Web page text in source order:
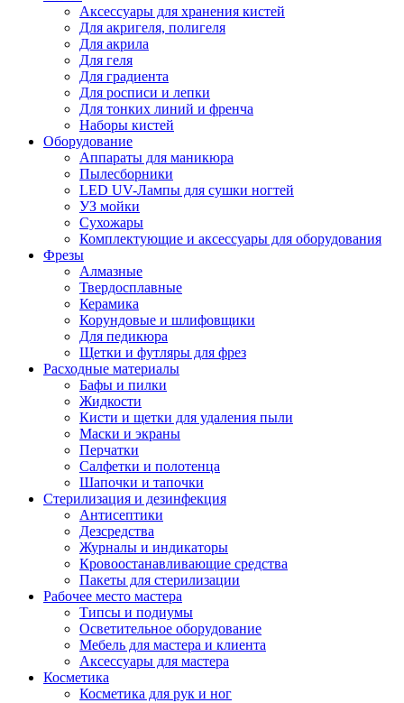
Аксессуары для хранения кистей
Для акригеля, полигеля
Для акрила
Для геля
Для градиента
Для росписи и лепки
Для тонких линий и френча
Наборы кистей
Оборудование
Аппараты для маникюра
Пылесборники
LED UV-Лампы для сушки ногтей
УЗ мойки
Сухожары
Комплектующие и аксессуары для оборудования
Фрезы
Алмазные
Твердосплавные
Керамика
Корундовые и шлифовщики
Для педикюра
Щетки и футляры для фрез
Расходные материалы
Бафы и пилки
Жидкости
Кисти и щетки для удаления пыли
Маски и экраны
Перчатки
Салфетки и полотенца
Шапочки и тапочки
Стерилизация и дезинфекция
Антисептики
Дезсредства
Журналы и индикаторы
Кровоостанавливающие средства
Пакеты для стерилизации
Рабочее место мастера
Типсы и подиумы
Осветительное оборудование
Мебель для мастера и клиента
Аксессуары для мастера
Косметика
Косметика для рук и ног